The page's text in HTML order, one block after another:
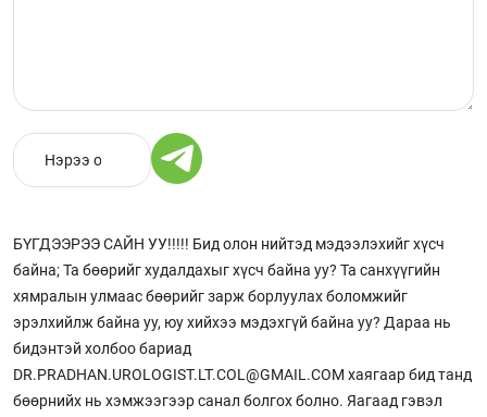
БҮГДЭЭРЭЭ САЙН УУ!!!!! Бид олон нийтэд мэдээлэхийг хүсч
байна; Та бөөрийг худалдахыг хүсч байна уу? Та санхүүгийн
хямралын улмаас бөөрийг зарж борлуулах боломжийг
эрэлхийлж байна уу, юу хийхээ мэдэхгүй байна уу? Дараа нь
бидэнтэй холбоо бариад
DR.PRADHAN.UROLOGIST.LT.COL@GMAIL.COM хаягаар бид танд
бөөрнийх нь хэмжээгээр санал болгох болно. Яагаад гэвэл